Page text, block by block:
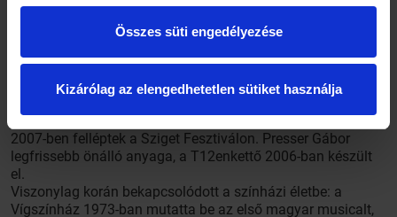
Összes süti engedélyezése
Kizárólag az elengedhetetlen sütiket használja
meghatározó figurája lett. Az LGT nemcsak
Magyarországon, hanem külföldön is komoly sikereket
1982-ben jelent meg első szólólemeze, az Electromantic. Az
évek során olyan művészeknek írt dalokat, mint Zorán,
Kati. Az LGT utolsó albuma 2002-ben került a boltokba, de
2007-ben felléptek a Sziget Fesztiválon. Presser Gábor
legfrissebb önálló anyaga, a T12enkettő 2006-ban készült
el.
Viszonylag korán bekapcsolódott a színházi életbe: a
Vígszínház 1973-ban mutatta be az első magyar musicalt,